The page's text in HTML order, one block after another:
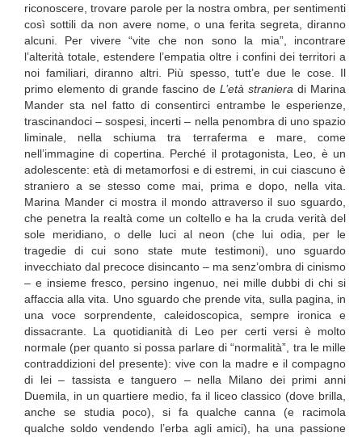
riconoscere, trovare parole per la nostra ombra, per sentimenti
così sottili da non avere nome, o una ferita segreta, diranno
alcuni. Per vivere “vite che non sono la mia”, incontrare
l’alterità totale, estendere l’empatia oltre i confini dei territori a
noi familiari, diranno altri. Più spesso, tutt’e due le cose. Il
primo elemento di grande fascino de L’età straniera di Marina
Mander sta nel fatto di consentirci entrambe le esperienze,
trascinandoci – sospesi, incerti – nella penombra di uno spazio
liminale, nella schiuma tra terraferma e mare, come
nell’immagine di copertina. Perché il protagonista, Leo, è un
adolescente: età di metamorfosi e di estremi, in cui ciascuno è
straniero a se stesso come mai, prima e dopo, nella vita.
Marina Mander ci mostra il mondo attraverso il suo sguardo,
che penetra la realtà come un coltello e ha la cruda verità del
sole meridiano, o delle luci al neon (che lui odia, per le
tragedie di cui sono state mute testimoni), uno sguardo
invecchiato dal precoce disincanto – ma senz’ombra di cinismo
– e insieme fresco, persino ingenuo, nei mille dubbi di chi si
affaccia alla vita. Uno sguardo che prende vita, sulla pagina, in
una voce sorprendente, caleidoscopica, sempre ironica e
dissacrante. La quotidianità di Leo per certi versi è molto
normale (per quanto si possa parlare di “normalità”, tra le mille
contraddizioni del presente): vive con la madre e il compagno
di lei – tassista e tanguero – nella Milano dei primi anni
Duemila, in un quartiere medio, fa il liceo classico (dove brilla,
anche se studia poco), si fa qualche canna (e racimola
qualche soldo vendendo l’erba agli amici), ha una passione